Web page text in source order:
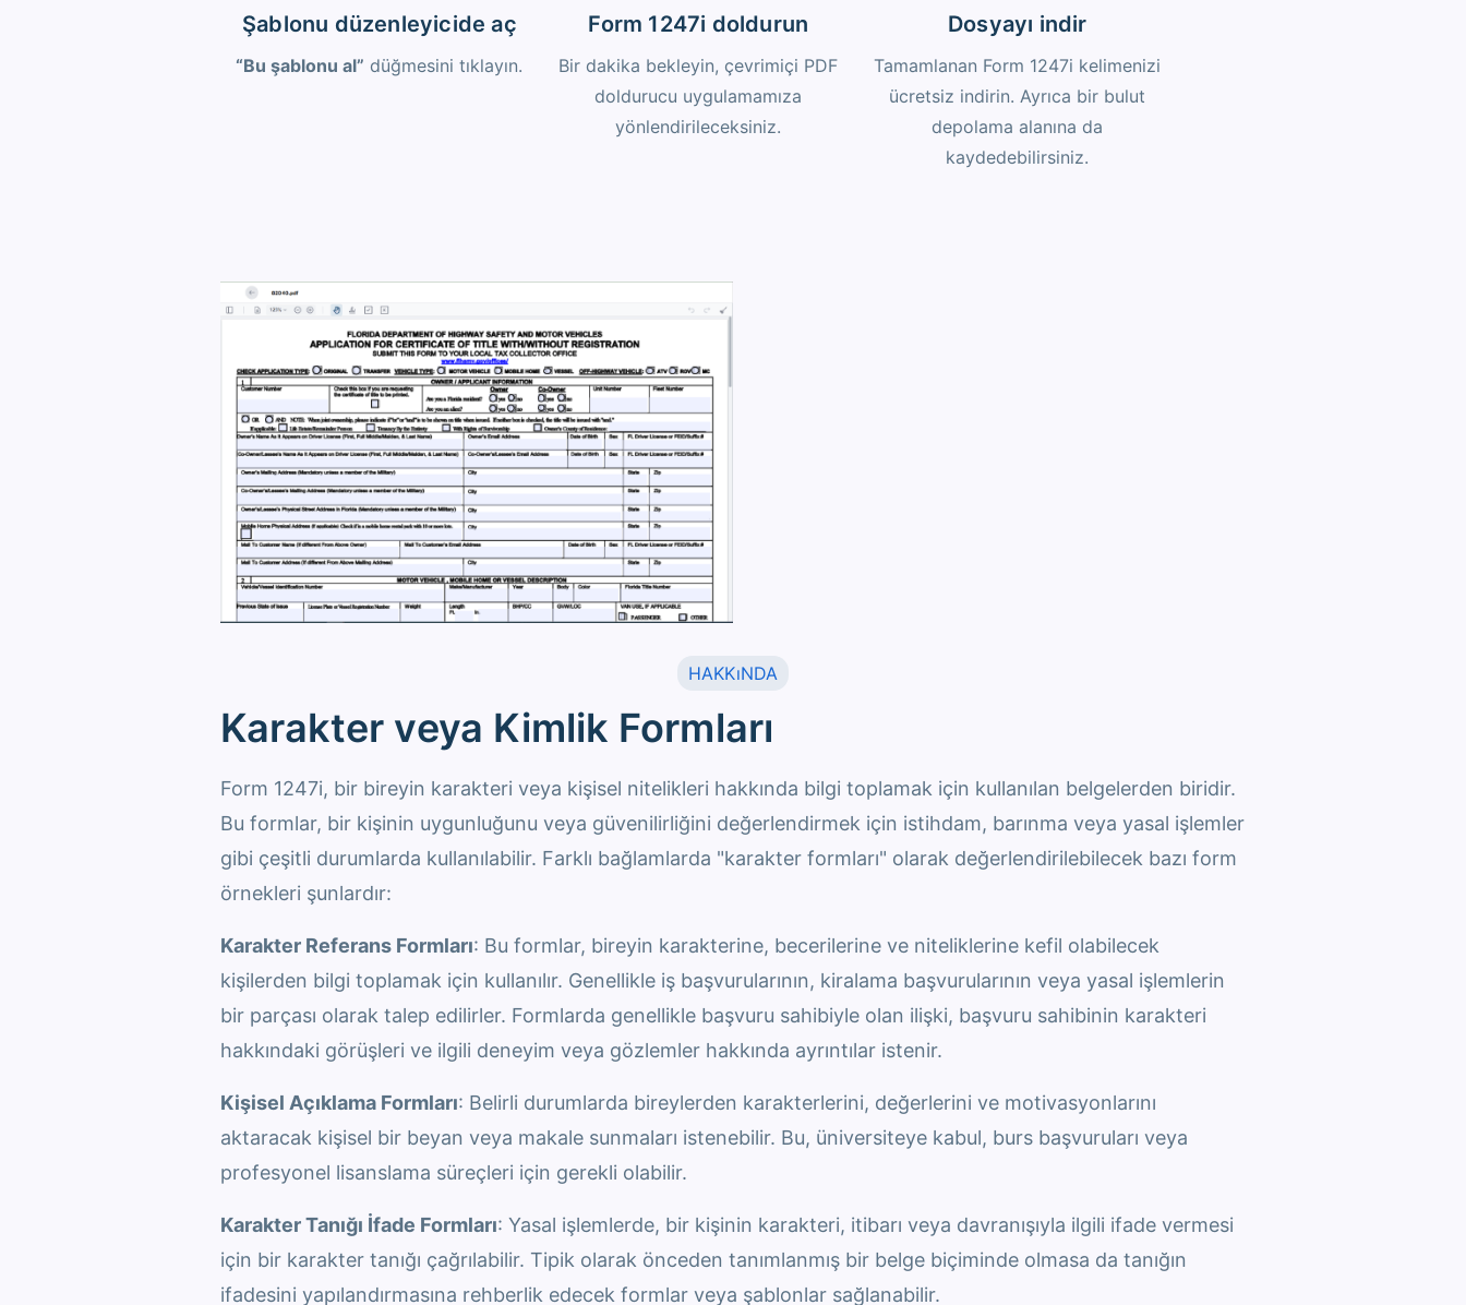
Şablonu düzenleyicide aç
“Bu şablonu al” düğmesini tıklayın.
Form 1247i doldurun
Bir dakika bekleyin, çevrimiçi PDF
doldurucu uygulamamıza
yönlendirileceksiniz.
Dosyayı indir
Tamamlanan Form 1247i kelimenizi
ücretsiz indirin. Ayrıca bir bulut
depolama alanına da
kaydedebilirsiniz.
HAKKıNDA
Karakter veya Kimlik Formları
Form 1247i, ​​bir bireyin karakteri veya kişisel nitelikleri hakkında bilgi toplamak için kullanılan belgelerden biridir.
Bu formlar, bir kişinin uygunluğunu veya güvenilirliğini değerlendirmek için istihdam, barınma veya yasal işlemler
gibi çeşitli durumlarda kullanılabilir. Farklı bağlamlarda "karakter formları" olarak değerlendirilebilecek bazı form
örnekleri şunlardır:
Karakter Referans Formları: Bu formlar, bireyin karakterine, becerilerine ve niteliklerine kefil olabilecek
kişilerden bilgi toplamak için kullanılır. Genellikle iş başvurularının, kiralama başvurularının veya yasal işlemlerin
bir parçası olarak talep edilirler. Formlarda genellikle başvuru sahibiyle olan ilişki, başvuru sahibinin karakteri
hakkındaki görüşleri ve ilgili deneyim veya gözlemler hakkında ayrıntılar istenir.
Kişisel Açıklama Formları: Belirli durumlarda bireylerden karakterlerini, değerlerini ve motivasyonlarını
aktaracak kişisel bir beyan veya makale sunmaları istenebilir. Bu, üniversiteye kabul, burs başvuruları veya
profesyonel lisanslama süreçleri için gerekli olabilir.
Karakter Tanığı İfade Formları: Yasal işlemlerde, bir kişinin karakteri, itibarı veya davranışıyla ilgili ifade vermesi
için bir karakter tanığı çağrılabilir. Tipik olarak önceden tanımlanmış bir belge biçiminde olmasa da tanığın
ifadesini yapılandırmasına rehberlik edecek formlar veya şablonlar sağlanabilir.